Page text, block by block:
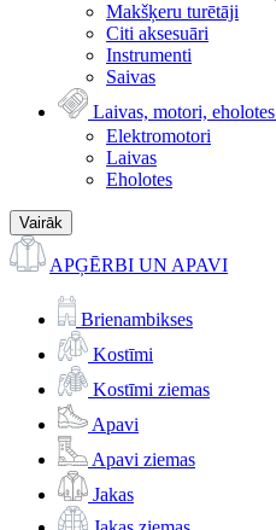
Makšķeru turētāji
Citi aksesuāri
Instrumenti
Saivas
Laivas, motori, eholotes
Elektromotori
Laivas
Eholotes
Vairāk
APĢĒRBI UN APAVI
Brienambikses
Kostīmi
Kostīmi ziemas
Apavi
Apavi ziemas
Jakas